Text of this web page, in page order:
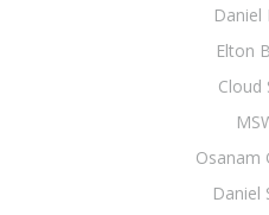
Daniel
Elton
Cloud
Osanam
Daniel